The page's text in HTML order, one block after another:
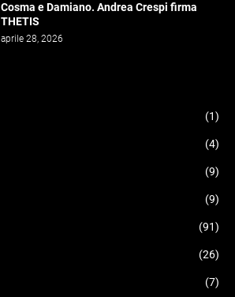
Cosma e Damiano. Andrea Crespi firma
THETIS
aprile 28, 2026
(1)
(4)
(9)
(9)
(91)
(26)
(7)